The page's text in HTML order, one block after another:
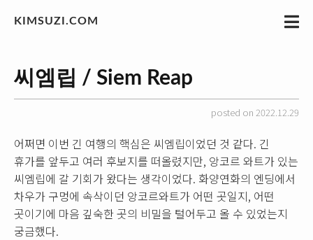
KIMSUZI.COM
씨엠립 / Siem Reap
posted on 2022.12.29
어쩌면 이번 긴 여행의 핵심은 씨엠립이었던 것 같다. 긴
휴가를 앞두고 여러 후보지를 떠올렸지만, 앙코르 와트가 있는
씨엠립에 갈 기회가 왔다는 생각이었다. 화양연화의 엔딩에서
차우가 구멍에 속삭이던 앙코르와트가 어떤 곳일지, 어떤
곳이기에 마음 깊숙한 곳의 비밀을 털어두고 올 수 있었는지
궁금했다.